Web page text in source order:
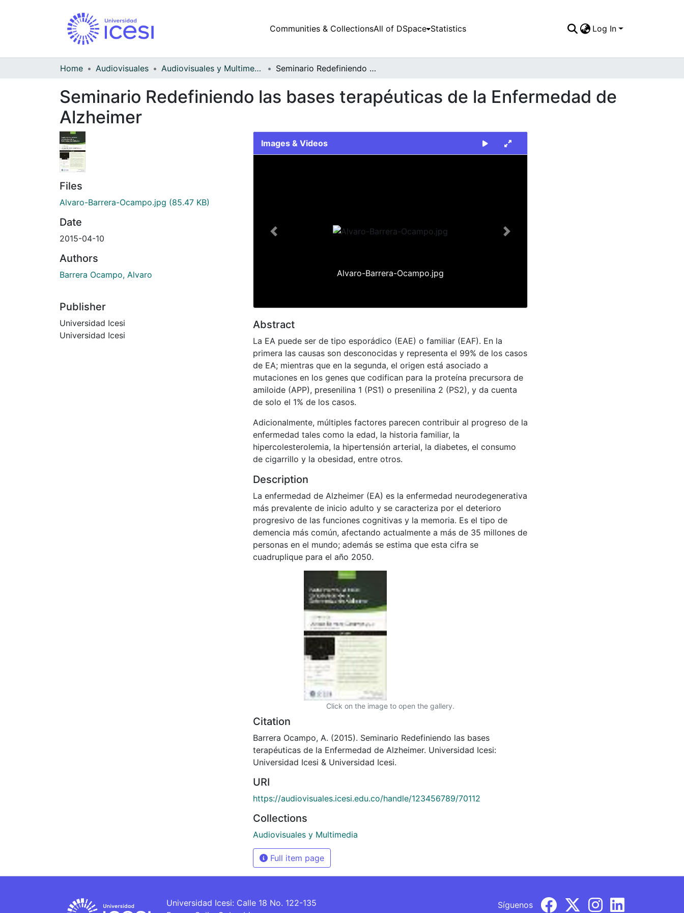
Communities & CollectionsAll of DSpace Statistics Log In
Home Audiovisuales Audiovisuales y Multimedia Seminario Redefiniendo las bases terapéuticas de la Enfermedad de Alzheimer
Seminario Redefiniendo las bases terapéuticas de la Enfermedad de
Alzheimer
Files
Alvaro-Barrera-Ocampo.jpg (85.47 KB)
Date
2015-04-10
Authors
Barrera Ocampo, Alvaro
Publisher
Universidad Icesi
Universidad Icesi
Images & Videos
Alvaro-Barrera-Ocampo.jpg
Previous Next
Abstract
La EA puede ser de tipo esporádico (EAE) o familiar (EAF). En la
primera las causas son desconocidas y representa el 99% de los casos
de EA; mientras que en la segunda, el origen está asociado a
mutaciones en los genes que codifican para la proteína precursora de
amiloide (APP), presenilina 1 (PS1) o presenilina 2 (PS2), y da cuenta
de solo el 1% de los casos.
Adicionalmente, múltiples factores parecen contribuir al progreso de la
enfermedad tales como la edad, la historia familiar, la
hipercolesterolemia, la hipertensión arterial, la diabetes, el consumo
de cigarrillo y la obesidad, entre otros.
Description
La enfermedad de Alzheimer (EA) es la enfermedad neurodegenerativa
más prevalente de inicio adulto y se caracteriza por el deterioro
progresivo de las funciones cognitivas y la memoria. Es el tipo de
demencia más común, afectando actualmente a más de 35 millones de
personas en el mundo; además se estima que esta cifra se
cuadruplique para el año 2050.
Click on the image to open the gallery.
Citation
Barrera Ocampo, A. (2015). Seminario Redefiniendo las bases
terapéuticas de la Enfermedad de Alzheimer. Universidad Icesi:
Universidad Icesi & Universidad Icesi.
URI
https://audiovisuales.icesi.edu.co/handle/123456789/70112
Collections
Audiovisuales y Multimedia
Full item page
Universidad Icesi: Calle 18 No. 122-135
Síguenos